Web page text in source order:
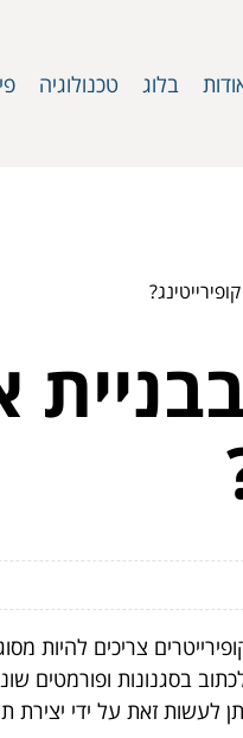
בלוג טכנולוגיה
צריכים להיות
בסגנונות
זאת על ידי יצירת